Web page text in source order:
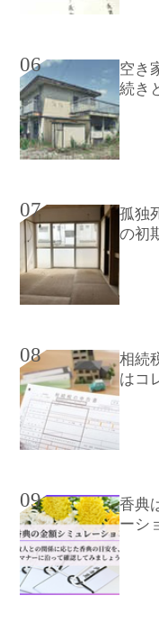
06
空き
続き
07
孤独
の初
08
相続
はコ
09
香典
ーシ